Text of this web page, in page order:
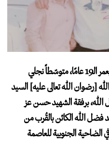
عماد مغنيّة الثّاني على يسار الصّورة بعمر الـ19 عامًا، متوسّطاً نجلي
الله تعالى عليه] السيد
برفقة الشهيد حسن عز
فضل الله الكائن بالقُرب من
الضاحية الجنوبية للعاصمة